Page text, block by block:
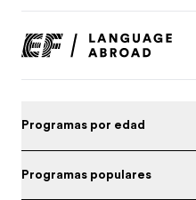
Programas por edad
Programas populares